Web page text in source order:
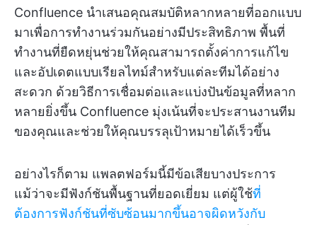
Confluence นำเสนอคุณสมบัติหลากหลายที่ออกแบบ
มาเพื่อการทำงานร่วมกันอย่างมีประสิทธิภาพ พื้นที่
ทำงานที่ยืดหยุ่นช่วยให้คุณสามารถตั้งค่าการแก้ไข
และอัปเดตแบบเรียลไทม์สำหรับแต่ละทีมได้อย่าง
สะดวก ด้วยวิธีการเชื่อมต่อและแบ่งปันข้อมูลที่หลาก
หลายยิ่งขึ้น Confluence มุ่งเน้นที่จะประสานงานทีม
ของคุณและช่วยให้คุณบรรลุเป้าหมายได้เร็วขึ้น
อย่างไรก็ตาม แพลตฟอร์มนี้มีข้อเสียบางประการ
แม้ว่าจะมีฟังก์ชันพื้นฐานที่ยอดเยี่ยม แต่ผู้ใช้ที่
ต้องการฟังก์ชันที่ซับซ้อนมากขึ้นอาจผิดหวังกับ